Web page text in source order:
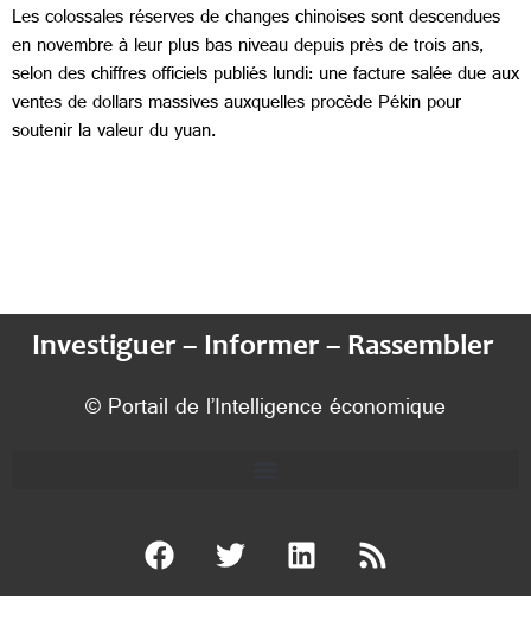
Les colossales réserves de changes chinoises sont descendues
en novembre à leur plus bas niveau depuis près de trois ans,
selon des chiffres officiels publiés lundi: une facture salée due aux
ventes de dollars massives auxquelles procède Pékin pour
soutenir la valeur du yuan.
Investiguer – Informer – Rassembler
© Portail de l’Intelligence économique